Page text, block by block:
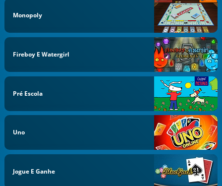
Monopoly
Fireboy E Watergirl
Pré Escola
Uno
Jogue E Ganhe